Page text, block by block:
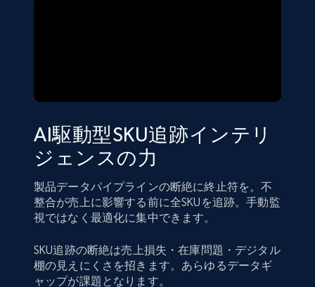
AI駆動型SKU追跡インテリ
ジェンスの力
製品データパイプラインの断絶に終止符を。不
整合が売上に影響する前に全SKUを追跡。手動監
視ではなく最適化に集中できます。
SKU追跡の断絶は売上損失・在庫問題・デジタル
棚の見えにくさを招きます。あらゆるデータギ
ャップが課題となります。